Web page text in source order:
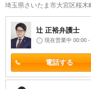
埼玉県さいたま市大宮区桜
辻 正裕弁護士
現在営業中 00:00 -
電話する